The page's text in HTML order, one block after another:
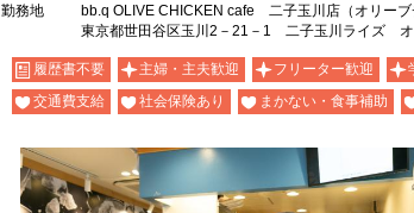
勤務地
bb.q OLIVE CHICKEN cafe 二子玉川店（オリーブ
東京都世田谷区玉川2－21－1 二子玉川ライズ オ
履歴書不要 主婦・主夫歓迎 フリーター歓迎
交通費支給
社会保険あり まかない・食事補助